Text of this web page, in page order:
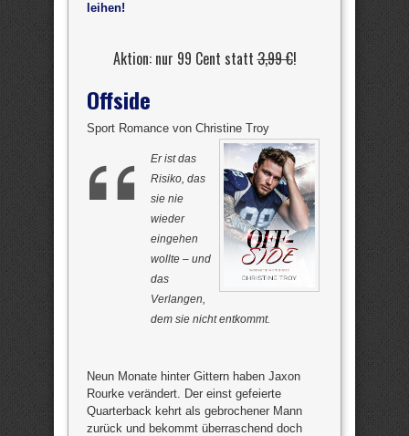
leihen!
Aktion: nur 99 Cent statt3,99 €!
Offside
Sport Romance von Christine Troy
Er ist das
Risiko, das
sie nie
wieder
eingehen
wollte – und
das
Verlangen,
dem sie nicht entkommt.
Neun Monate hinter Gittern haben Jaxon
Rourke verändert. Der einst gefeierte
Quarterback kehrt als gebrochener Mann
zurück und bekommt überraschend doch